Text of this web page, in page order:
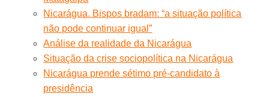
Nicarágua. Bispos bradam: “a situação política
não pode continuar igual”
Análise da realidade da Nicarágua
Situação da crise sociopolítica na Nicarágua
Nicarágua prende sétimo pré-candidato à
presidência